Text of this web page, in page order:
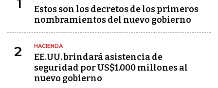
1
Estos son los decretos de los primeros
nombramientos del nuevo gobierno
2 HACIENDA
EE.UU. brindará asistencia de
seguridad por US$1.000 millones al
nuevo gobierno